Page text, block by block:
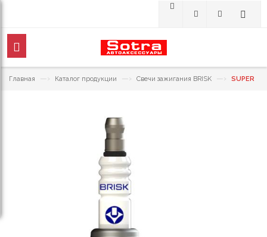
Главная —› Каталог продукции —› Свечи зажигания BRISK —› SUPER